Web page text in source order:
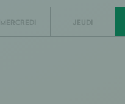
MERCREDI JEUDI